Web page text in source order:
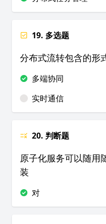
19. 多选题
分布式流转包含的形
多端协同
实时通信
20. 判断题
原子化服务可以随用
装
对